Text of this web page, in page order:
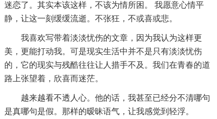
迷恋了。其实本该这样，不该为情所困。 我愿意心情平
静，让这一刻缓缓流逝。不张狂，不或喜或悲。
我喜欢写带着淡淡忧伤的文章，因为我认为这样更
美，更能打动我。可是现实生活中并不是只有淡淡忧伤
的，它的现实与残酷往往让人措手不及。我们在青春的道
路上张望着，欣喜而迷茫。
越来越看不透人心。他的话，我甚至已经分不清哪句
是真哪句是假。那样的暧昧语气，让我感觉到轻浮。